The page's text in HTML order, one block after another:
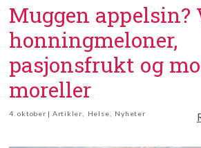
Muggen appelsin?
honningmeloner,
pasjonsfrukt og
moreller
4. oktober | Artikler Helse Nyheter